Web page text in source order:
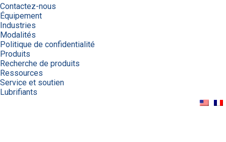
Contactez-nous
Équipement
Industries
Modalités
Politique de confidentialité
Produits
Recherche de produits
Ressources
Service et soutien
Lubrifiants